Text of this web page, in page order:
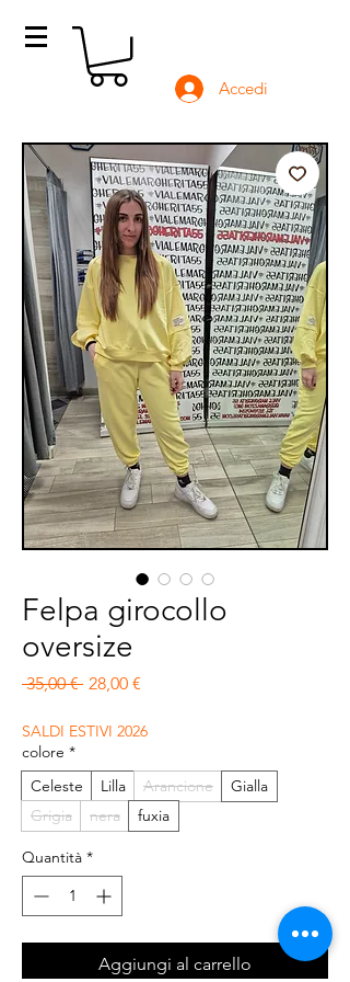
Accedi
Felpa girocollo
oversize
35,00 € Prezzo regolare
28,00 €
SALDI ESTIVI 2026
colore *
Celeste
Lilla Arancione
Gialla
Grigia
nera fuxia
Quantità *
Aggiungi al carrello